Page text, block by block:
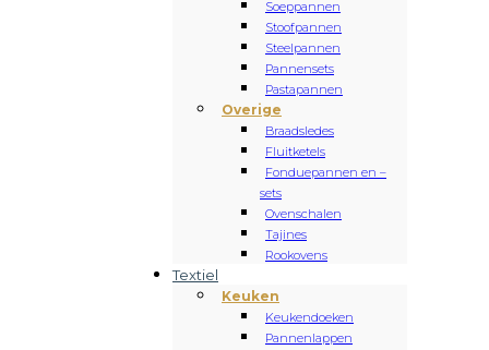
Soeppannen
Stoofpannen
Steelpannen
Pannensets
Pastapannen
Overige
Braadsledes
Fluitketels
Fonduepannen en –
sets
Ovenschalen
Tajines
Rookovens
Textiel
Keuken
Keukendoeken
Pannenlappen